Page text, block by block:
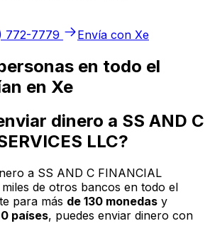
772-7779
Envía con Xe
en todo el
en Xe
dinero a SS AND C
LLC?
a SS AND C FINANCIAL
miles de otros bancos en todo el
para más de 130 monedas y
países, puedes enviar dinero con